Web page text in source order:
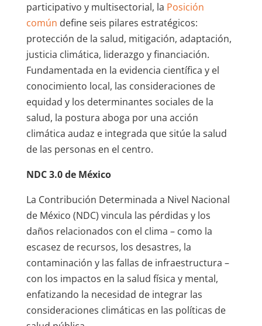
participativo y multisectorial, la Posición
común define seis pilares estratégicos:
protección de la salud, mitigación, adaptación,
justicia climática, liderazgo y financiación.
Fundamentada en la evidencia científica y el
conocimiento local, las consideraciones de
equidad y los determinantes sociales de la
salud, la postura aboga por una acción
climática audaz e integrada que sitúe la salud
de las personas en el centro.
NDC 3.0 de México
La Contribución Determinada a Nivel Nacional
de México (NDC) vincula las pérdidas y los
daños relacionados con el clima – como la
escasez de recursos, los desastres, la
contaminación y las fallas de infraestructura –
con los impactos en la salud física y mental,
enfatizando la necesidad de integrar las
consideraciones climáticas en las políticas de